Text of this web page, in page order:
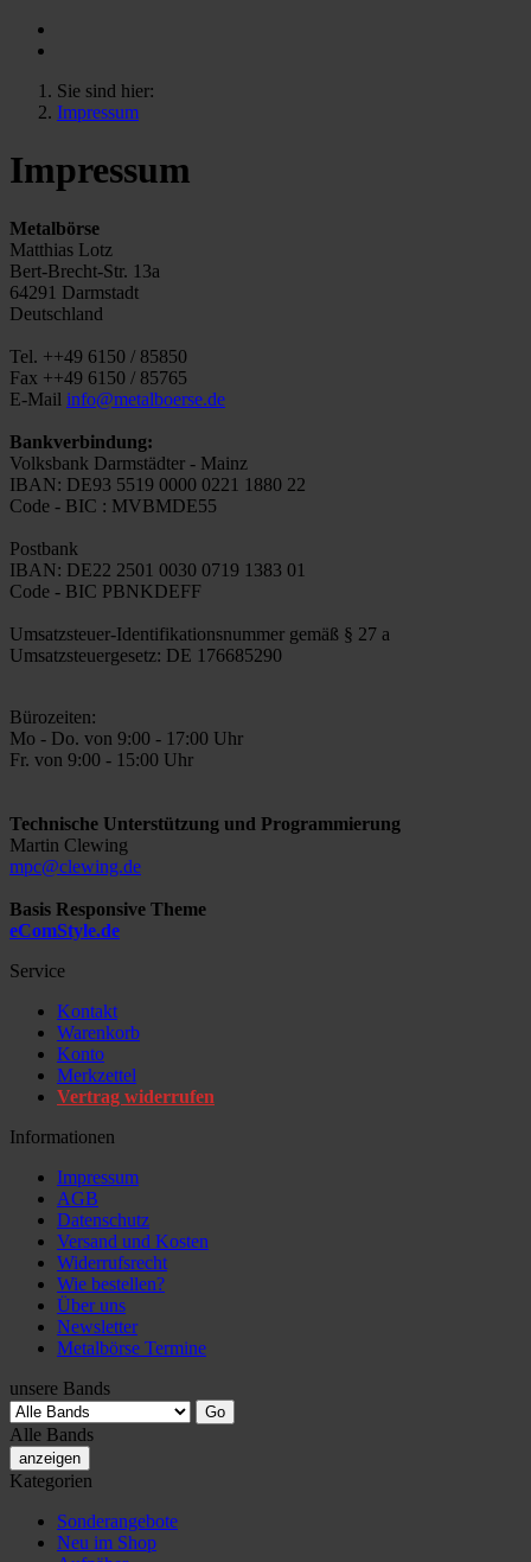
Sie sind hier:
Impressum
Impressum
Metalbörse
Matthias Lotz
Bert-Brecht-Str. 13a
64291 Darmstadt
Deutschland
Tel. ++49 6150 / 85850
Fax ++49 6150 / 85765
E-Mail info@metalboerse.de
Bankverbindung:
Volksbank Darmstädter - Mainz
IBAN: DE93 5519 0000 0221 1880 22
Code - BIC : MVBMDE55
Postbank
IBAN: DE22 2501 0030 0719 1383 01
Code - BIC PBNKDEFF
Umsatzsteuer-Identifikationsnummer gemäß § 27 a
Umsatzsteuergesetz: DE 176685290
Bürozeiten:
Mo - Do. von 9:00 - 17:00 Uhr
Fr. von 9:00 - 15:00 Uhr
Technische Unterstützung und Programmierung
Martin Clewing
mpc@clewing.de
Basis Responsive Theme
eComStyle.de
Service
Kontakt
Warenkorb
Konto
Merkzettel
Vertrag widerrufen
Informationen
Impressum
AGB
Datenschutz
Versand und Kosten
Widerrufsrecht
Wie bestellen?
Über uns
Newsletter
Metalbörse Termine
unsere Bands
Alle Bands
anzeigen
Kategorien
Sonderangebote
Neu im Shop